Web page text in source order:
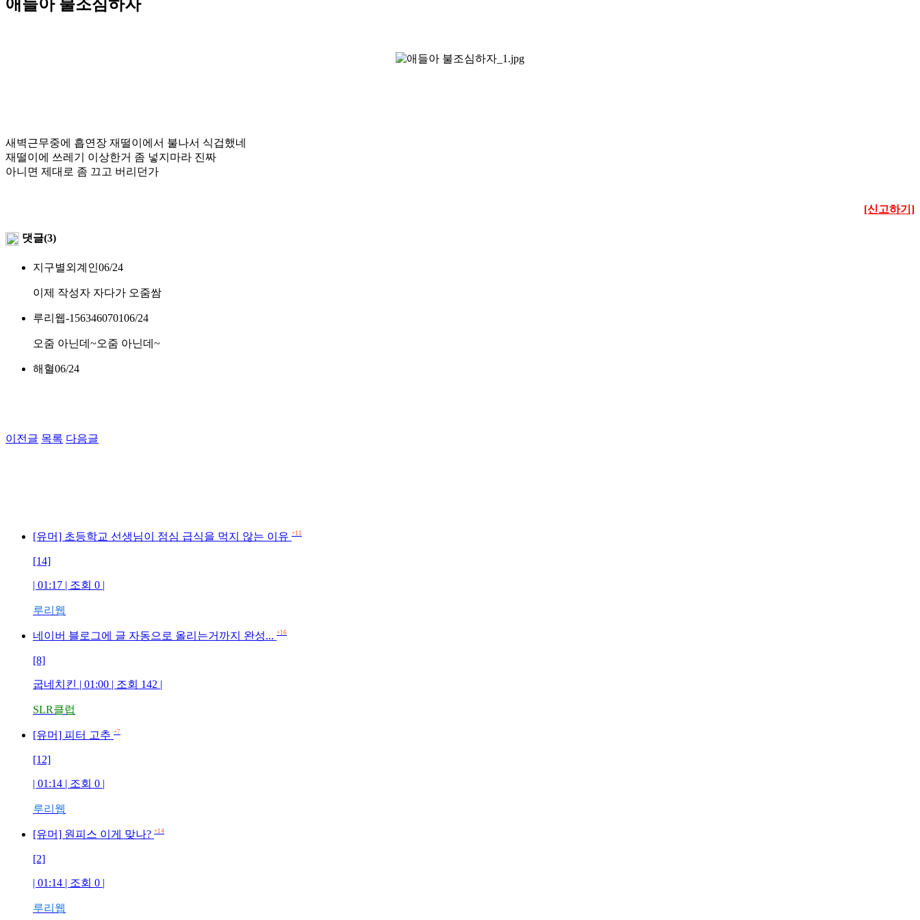
애들아 불조심하자
새벽근무중에 흡연장 재떨이에서 불나서 식겁했네
재떨이에 쓰레기 이상한거 좀 넣지마라 진짜
아니면 제대로 좀 끄고 버리던가
[신고하기]
댓글(3)
지구별외계인06/24
이제 작성자 자다가 오줌쌈
루리웹-156346070106/24
오줌 아닌데~오줌 아닌데~
해혈06/24
이전글 목록 다음글
[유머] 초등학교 선생님이 점심 급식을 먹지 않는 이유 +11
[14]
| 01:17 | 조회 0 |
루리웹
네이버 블로그에 글 자동으로 올리는거까지 완성... +16
[8]
굽네치킨 | 01:00 | 조회 142 |
SLR클럽
[유머] 피터 고추 +7
[12]
| 01:14 | 조회 0 |
루리웹
[유머] 원피스 이게 맞나? +14
[2]
| 01:14 | 조회 0 |
루리웹